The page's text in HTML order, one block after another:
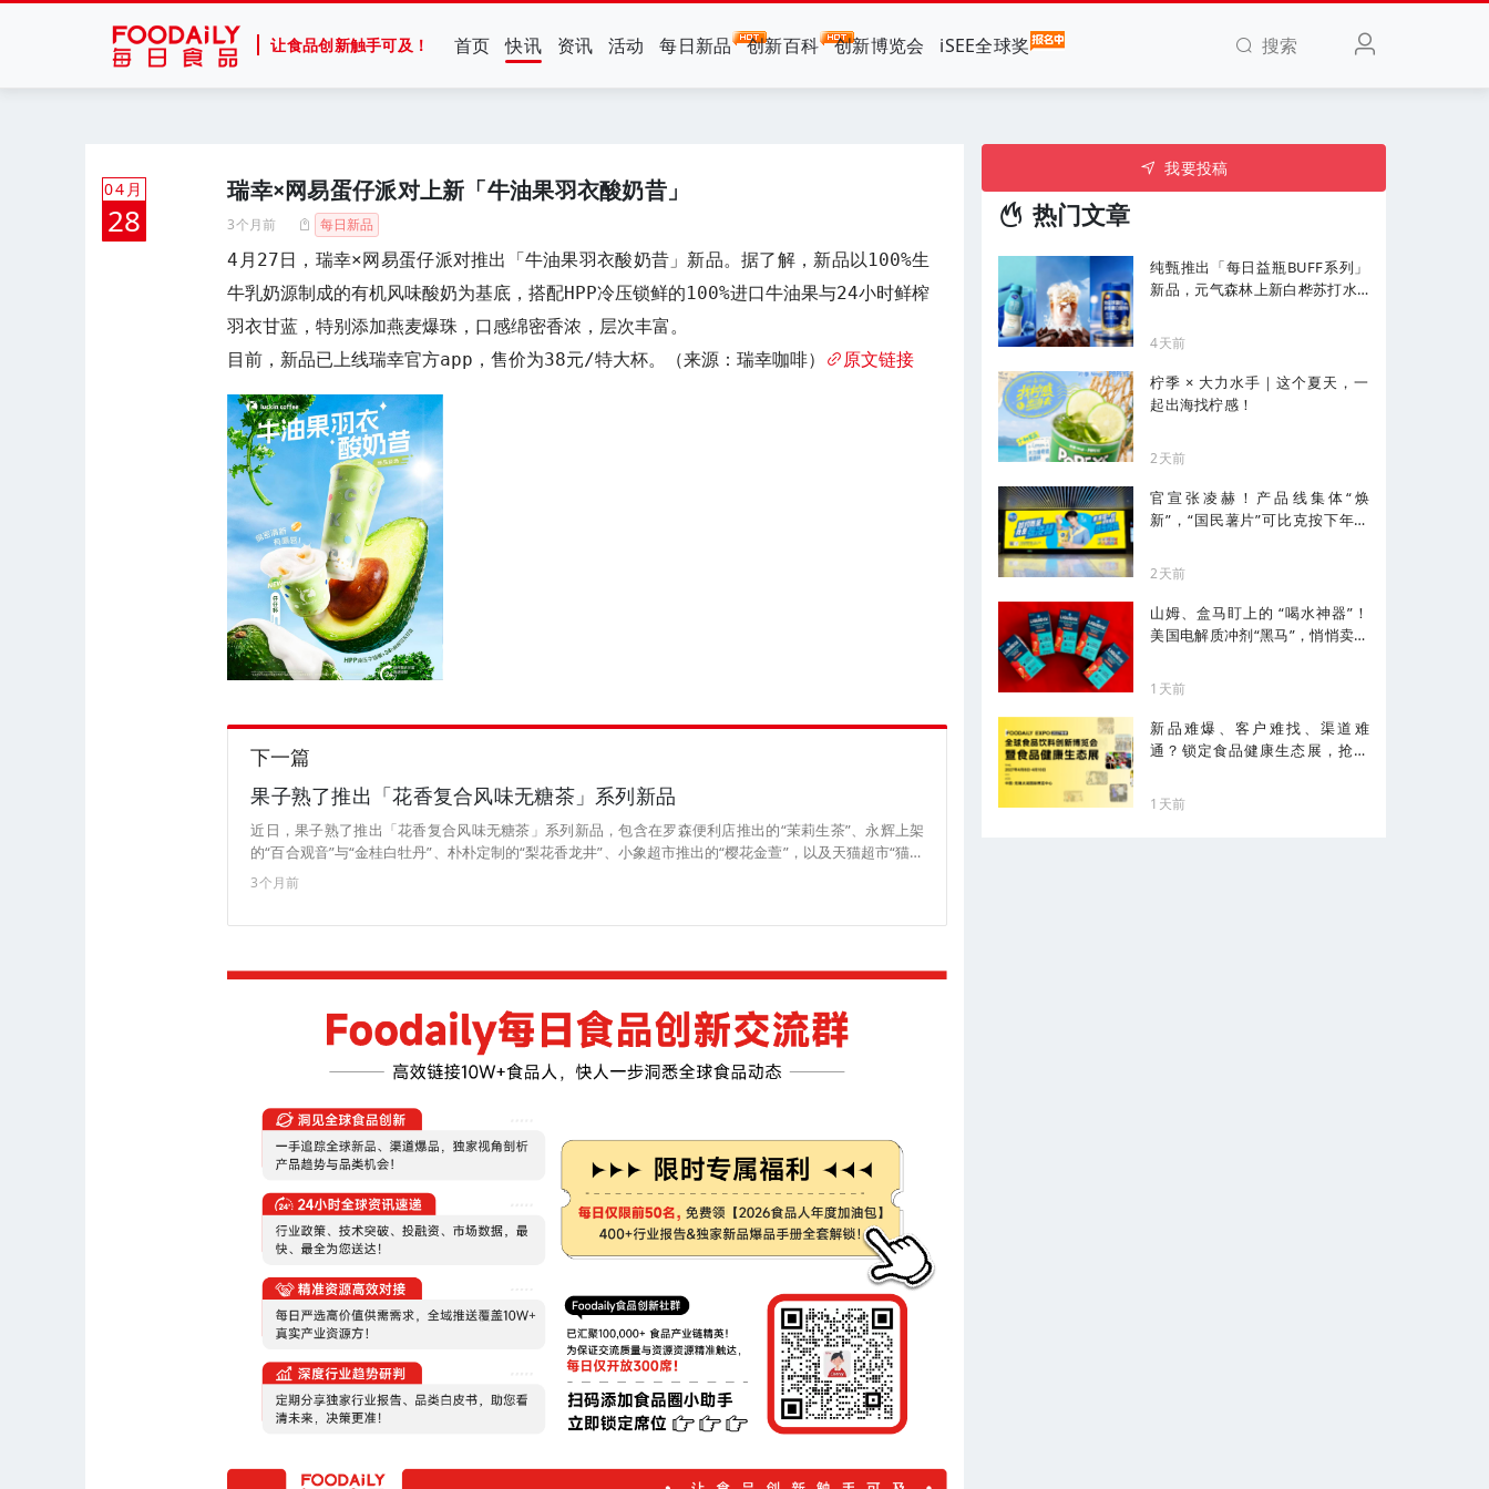
让食品创新触手可及！ 首页 快讯 资讯 活动 每日新品 创新百科 创新博览会 iSEE全球奖 搜索
04月
28
瑞幸×网易蛋仔派对上新「牛油果羽衣酸奶昔」
3个月前 每日新品
4月27日，瑞幸×网易蛋仔派对推出「牛油果羽衣酸奶昔」新品。据了解，新品以100%生
牛乳奶源制成的有机风味酸奶为基底，搭配HPP冷压锁鲜的100%进口牛油果与24小时鲜榨
羽衣甘蓝，特别添加燕麦爆珠，口感绵密香浓，层次丰富。
目前，新品已上线瑞幸官方app，售价为38元/特大杯。（来源：瑞幸咖啡）
原文链接
下一篇
果子熟了推出「花香复合风味无糖茶」系列新品
近日，果子熟了推出「花香复合风味无糖茶」系列新品，包含在罗森便利店推出的“茉莉生茶”、永辉上架
的“百合观音”与“金桂白牡丹”、朴朴定制的“梨花香龙井”、小象超市推出的“樱花金萱”，以及天猫超市“猫超
甄选”上线的“兰香茉莉”、“百合乌龙”、“陈皮白茶”。其中，茉莉生茶以经典生茶搭配茉莉花香，专为便利店
即饮场景设计；百合观音以甘肃百合搭配福建乌龙茶，金桂白牡丹以广西金桂搭配云南白茶，970ml大瓶包
牡丹融合，三款产品均为0糖0脂肪0能量。 目前，上述这些产品已上架对应渠道，茉莉生茶售价为6元/瓶，
梨花香龙井售价为970ml×2瓶/10.9元，樱花金萱售价为350ml×6瓶/15.8元，百合观音、金桂白牡丹售价均
为6.5元/瓶，兰香茉莉、百合乌龙、陈皮白茶售价均为500ml×15瓶/89.9元。（来源：果子熟了）
3个月前
我要投稿
热门文章
纯甄推出「每日益瓶BUFF系列」
新品，元气森林上新白桦苏打水...
4天前
柠季 × 大力水手｜这个夏天，一
起出海找柠感！
2天前
官宣张凌赫！产品线集体“焕
新”，“国民薯片”可比克按下年轻
2天前
山姆、盒马盯上的 “喝水神器”！
美国电解质冲剂“黑马”，悄悄卖了
1天前
新品难爆、客户难找、渠道难
通？锁定食品健康生态展，抢占
1天前